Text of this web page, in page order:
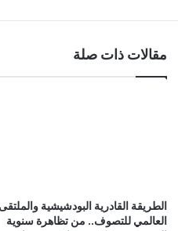
مقالات ذات صلة
الطريقة القادرية البودشيشية والملتقى
العالمي للتصوف.. من تظاهرة سنوية